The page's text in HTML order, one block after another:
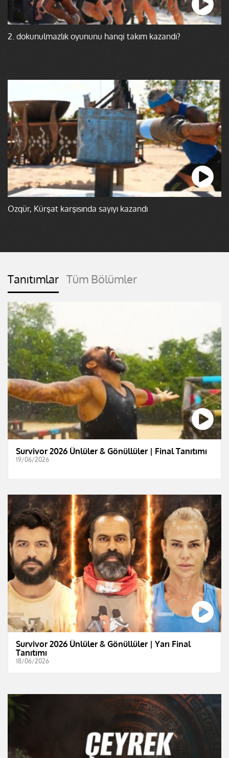
2. dokunulmazlık oyununu hangi takım kazandı?
Özgür, Kürşat karşısında sayıyı kazandı
Tanıtımlar Tüm Bölümler
Survivor 2026 Ünlüler & Gönüllüler | Final Tanıtımı
19/06/2026
Survivor 2026 Ünlüler & Gönüllüler | Yarı Final
Tanıtımı
18/06/2026